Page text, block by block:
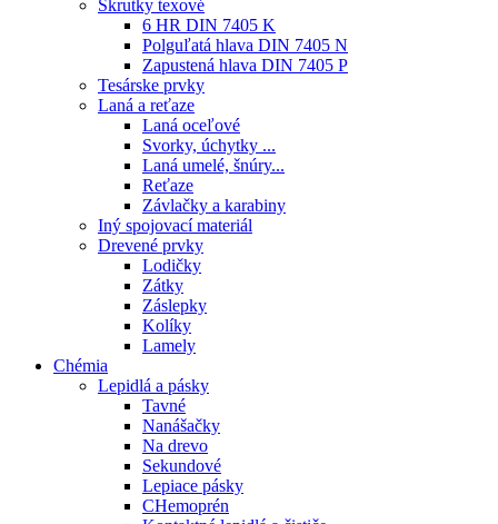
Skrutky texové
6 HR DIN 7405 K
Polguľatá hlava DIN 7405 N
Zapustená hlava DIN 7405 P
Tesárske prvky
Laná a reťaze
Laná oceľové
Svorky, úchytky ...
Laná umelé, šnúry...
Reťaze
Závlačky a karabiny
Iný spojovací materiál
Drevené prvky
Lodičky
Zátky
Záslepky
Kolíky
Lamely
Chémia
Lepidlá a pásky
Tavné
Nanášačky
Na drevo
Sekundové
Lepiace pásky
CHemoprén